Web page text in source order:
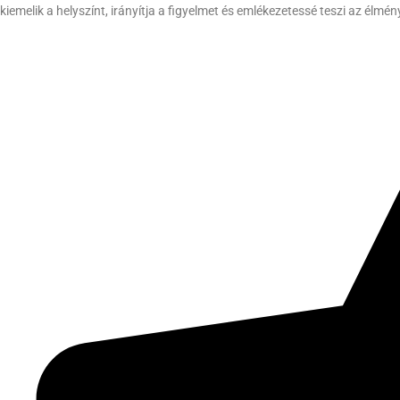
kiemelik a helyszínt, irányítja a figyelmet és emlékezetessé teszi az